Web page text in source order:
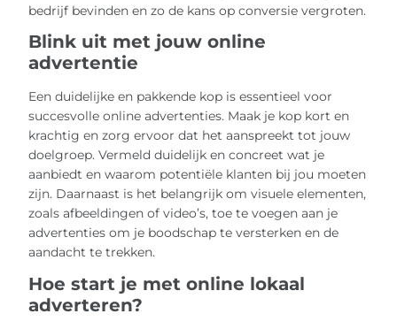
bedrijf bevinden en zo de kans op conversie vergroten.
Blink uit met jouw online
advertentie
Een duidelijke en pakkende kop is essentieel voor
succesvolle online advertenties. Maak je kop kort en
krachtig en zorg ervoor dat het aanspreekt tot jouw
doelgroep. Vermeld duidelijk en concreet wat je
aanbiedt en waarom potentiële klanten bij jou moeten
zijn. Daarnaast is het belangrijk om visuele elementen,
zoals afbeeldingen of video’s, toe te voegen aan je
advertenties om je boodschap te versterken en de
aandacht te trekken.
Hoe start je met online lokaal
adverteren?